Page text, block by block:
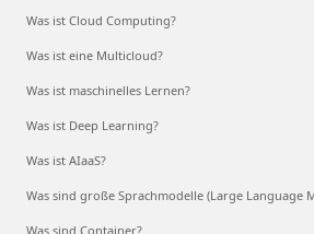
Was ist Cloud Computing?
Was ist eine Multicloud?
Was ist maschinelles Lernen?
Was ist Deep Learning?
Was ist AIaaS?
Was sind große Sprachmodelle (Large Language
Was sind Container?